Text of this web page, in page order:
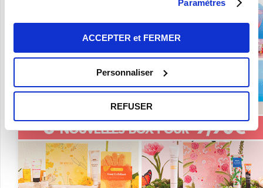
Paramètres
ACCEPTER et FERMER
Personnaliser
REFUSER